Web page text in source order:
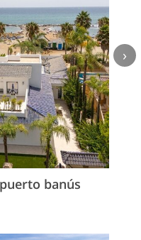
banús
›